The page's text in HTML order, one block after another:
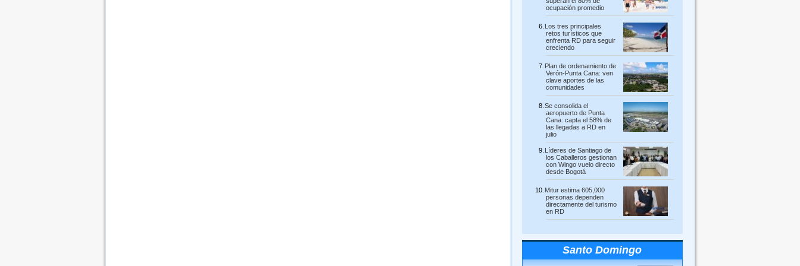
ocupación promedio
Los tres principales
retos turísticos que
enfrenta RD para seguir
creciendo
Plan de ordenamiento de
Verón-Punta Cana: ven
clave aportes de las
comunidades
Se consolida el
aeropuerto de Punta
Cana: capta el 58% de
las llegadas a RD en
julio
Líderes de Santiago de
los Caballeros gestionan
con Wingo vuelo directo
desde Bogotá
Mitur estima 605,000
personas dependen
directamente del turismo
en RD
Santo Domingo